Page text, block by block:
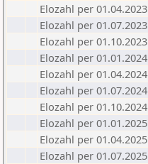
Elozahl per 01.04.2023
Elozahl per 01.07.2023
Elozahl per 01.10.2023
Elozahl per 01.01.2024
Elozahl per 01.04.2024
Elozahl per 01.07.2024
Elozahl per 01.10.2024
Elozahl per 01.01.2025
Elozahl per 01.04.2025
Elozahl per 01.07.2025